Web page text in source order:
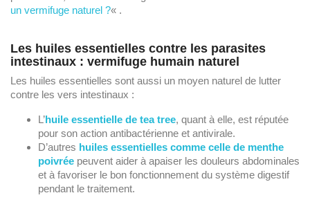
un vermifuge naturel ?« .
Les huiles essentielles contre les parasites
intestinaux : vermifuge humain naturel
Les huiles essentielles sont aussi un moyen naturel de lutter
contre les vers intestinaux :
L’huile essentielle de tea tree, quant à elle, est réputée
pour son action antibactérienne et antivirale.
D’autres huiles essentielles comme celle de menthe
poivrée peuvent aider à apaiser les douleurs abdominales
et à favoriser le bon fonctionnement du système digestif
pendant le traitement.